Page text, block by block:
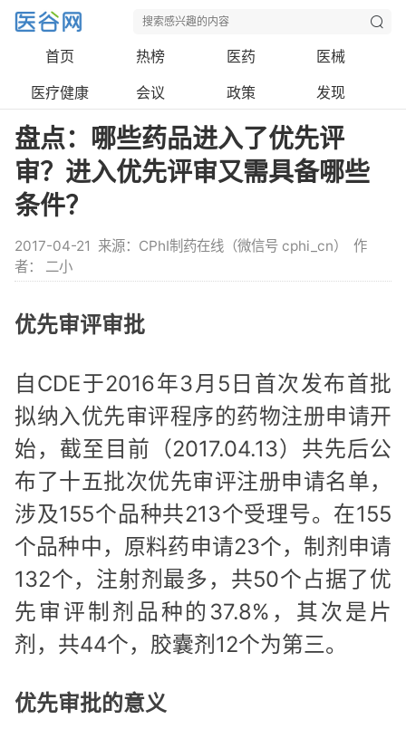
首页 热榜 医药
医械
医疗健康
会议 政策 发现
盘点：哪些药品进入了优先评
审？进入优先评审又需具备哪些
条件？
2017-04-21 来源：CPhI制药在线（微信号 cphi_cn）
作
者： 二小
优先审评审批
自CDE于2016年3月5日首次发布首批
拟纳入优先审评程序的药物注册申请开
始，截至目前（2017.04.13）共先后公
布了十五批次优先审评注册申请名单，
涉及155个品种共213个受理号。在155
个品种中，原料药申请23个，制剂申请
132个，注射剂最多，共50个占据了优
先审评制剂品种的37.8%，其次是片
剂，共44个，胶囊剂12个为第三。
优先审批的意义